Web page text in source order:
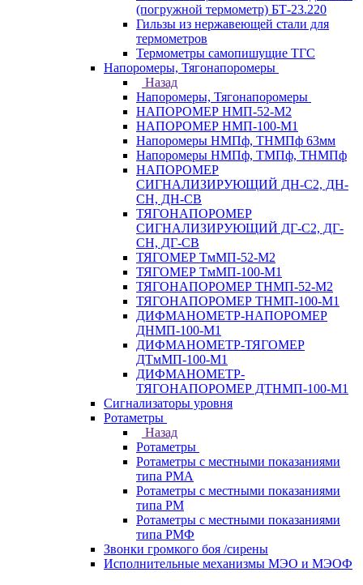
(погружной термометр) БТ-23.220
Гильзы из нержавеющей стали для
термометров
Термометры самопишущие ТГС
Напоромеры, Тягонапоромеры
Назад
Напоромеры, Тягонапоромеры
НАПОРОМЕР НМП-52-М2
НАПОРОМЕР НМП-100-М1
Напоромеры НМПф, ТНМПф 63мм
Напоромеры НМПф, ТМПф, ТНМПф
НАПОРОМЕР
СИГНАЛИЗИРУЮЩИЙ ДН-С2, ДН-
СН, ДН-СВ
ТЯГОНАПОРОМЕР
СИГНАЛИЗИРУЮЩИЙ ДГ-С2, ДГ-
СН, ДГ-СВ
ТЯГОМЕР ТмМП-52-М2
ТЯГОМЕР ТмМП-100-М1
ТЯГОНАПОРОМЕР ТНМП-52-М2
ТЯГОНАПОРОМЕР ТНМП-100-М1
ДИФМАНОМЕТР-НАПОРОМЕР
ДНМП-100-М1
ДИФМАНОМЕТР-ТЯГОМЕР
ДТмМП-100-М1
ДИФМАНОМЕТР-
ТЯГОНАПОРОМЕР ДТНМП-100-М1
Сигнализаторы уровня
Ротаметры
Назад
Ротаметры
Ротаметры с местными показаниями
типа РМА
Ротаметры с местными показаниями
типа РМ
Ротаметры с местными показаниями
типа РМФ
Звонки громкого боя /сирены
Исполнительные механизмы МЭО и МЭОФ